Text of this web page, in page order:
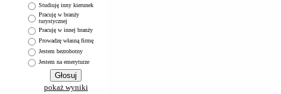
Studiuję inny kierunek
Pracuję w branży
turystycznej
Pracuję w innej branży
Prowadzę własną firmę
Jestem bezrobotny
Jestem na emeryturze
pokaż wyniki